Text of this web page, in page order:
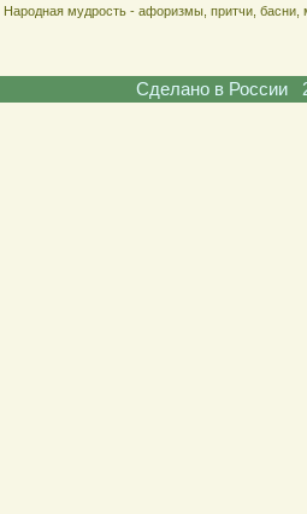
Народная мудрость - афоризмы, притчи,
Сделано в России